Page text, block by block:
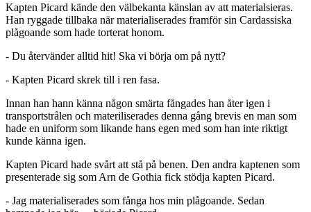
Kapten Picard kände den välbekanta känslan av att materialsieras.
Han ryggade tillbaka när materialiserades framför sin Cardassiska
plågoande som hade torterat honom.
- Du återvänder alltid hit! Ska vi börja om på nytt?
- Kapten Picard skrek till i ren fasa.
Innan han hann känna någon smärta fångades han åter igen i
transportstrålen och materiliserades denna gång brevis en man som
hade en uniform som likande hans egen med som han inte riktigt
kunde känna igen.
Kapten Picard hade svårt att stå på benen. Den andra kaptenen som
presenterade sig som Arn de Gothia fick stödja kapten Picard.
- Jag materialiserades som fånga hos min plågoande. Sedan